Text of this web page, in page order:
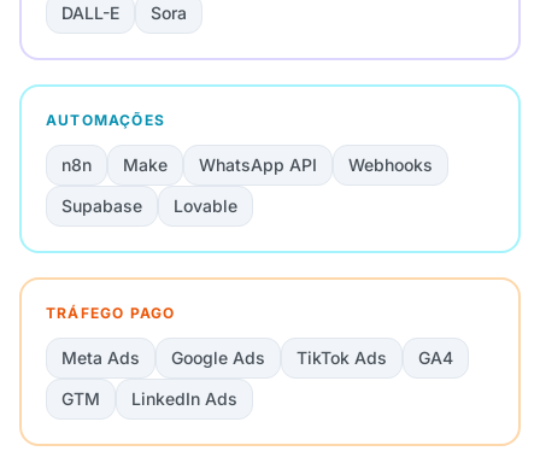
DALL-E
Sora
AUTOMAÇÕES
n8n Make WhatsApp API
Webhooks
Supabase
Lovable
TRÁFEGO PAGO
Meta Ads Google Ads TikTok Ads
GA4
GTM
LinkedIn Ads